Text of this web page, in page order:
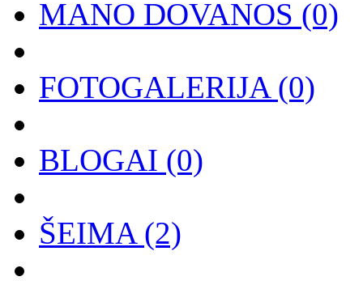
MANO DOVANOS (0)
FOTOGALERIJA(0)
BLOGAI (0)
ŠEIMA(2)